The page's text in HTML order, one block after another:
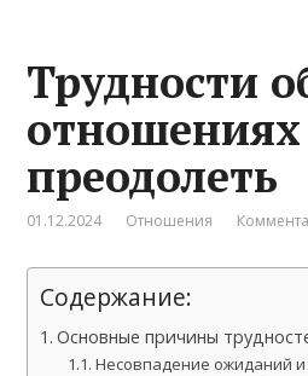
Трудности
преодолеть
01.12.2024 Отношения
Содержание:
Основные причины
Несовпадение ожиданий и